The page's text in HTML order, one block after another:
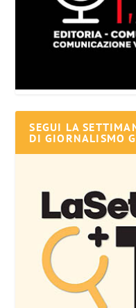
SEGUI LA
DI GIORNALISMO